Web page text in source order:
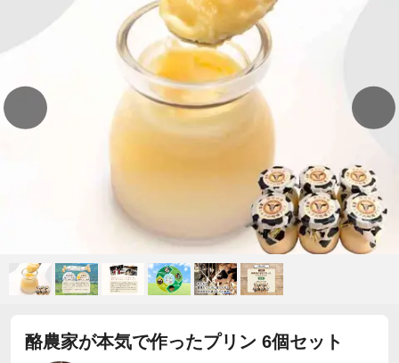
酪農家が本気で作ったプリン 6個セット